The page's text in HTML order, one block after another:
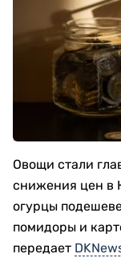
Овощи стали
снижения цен в
огурцы
помидоры и
передает